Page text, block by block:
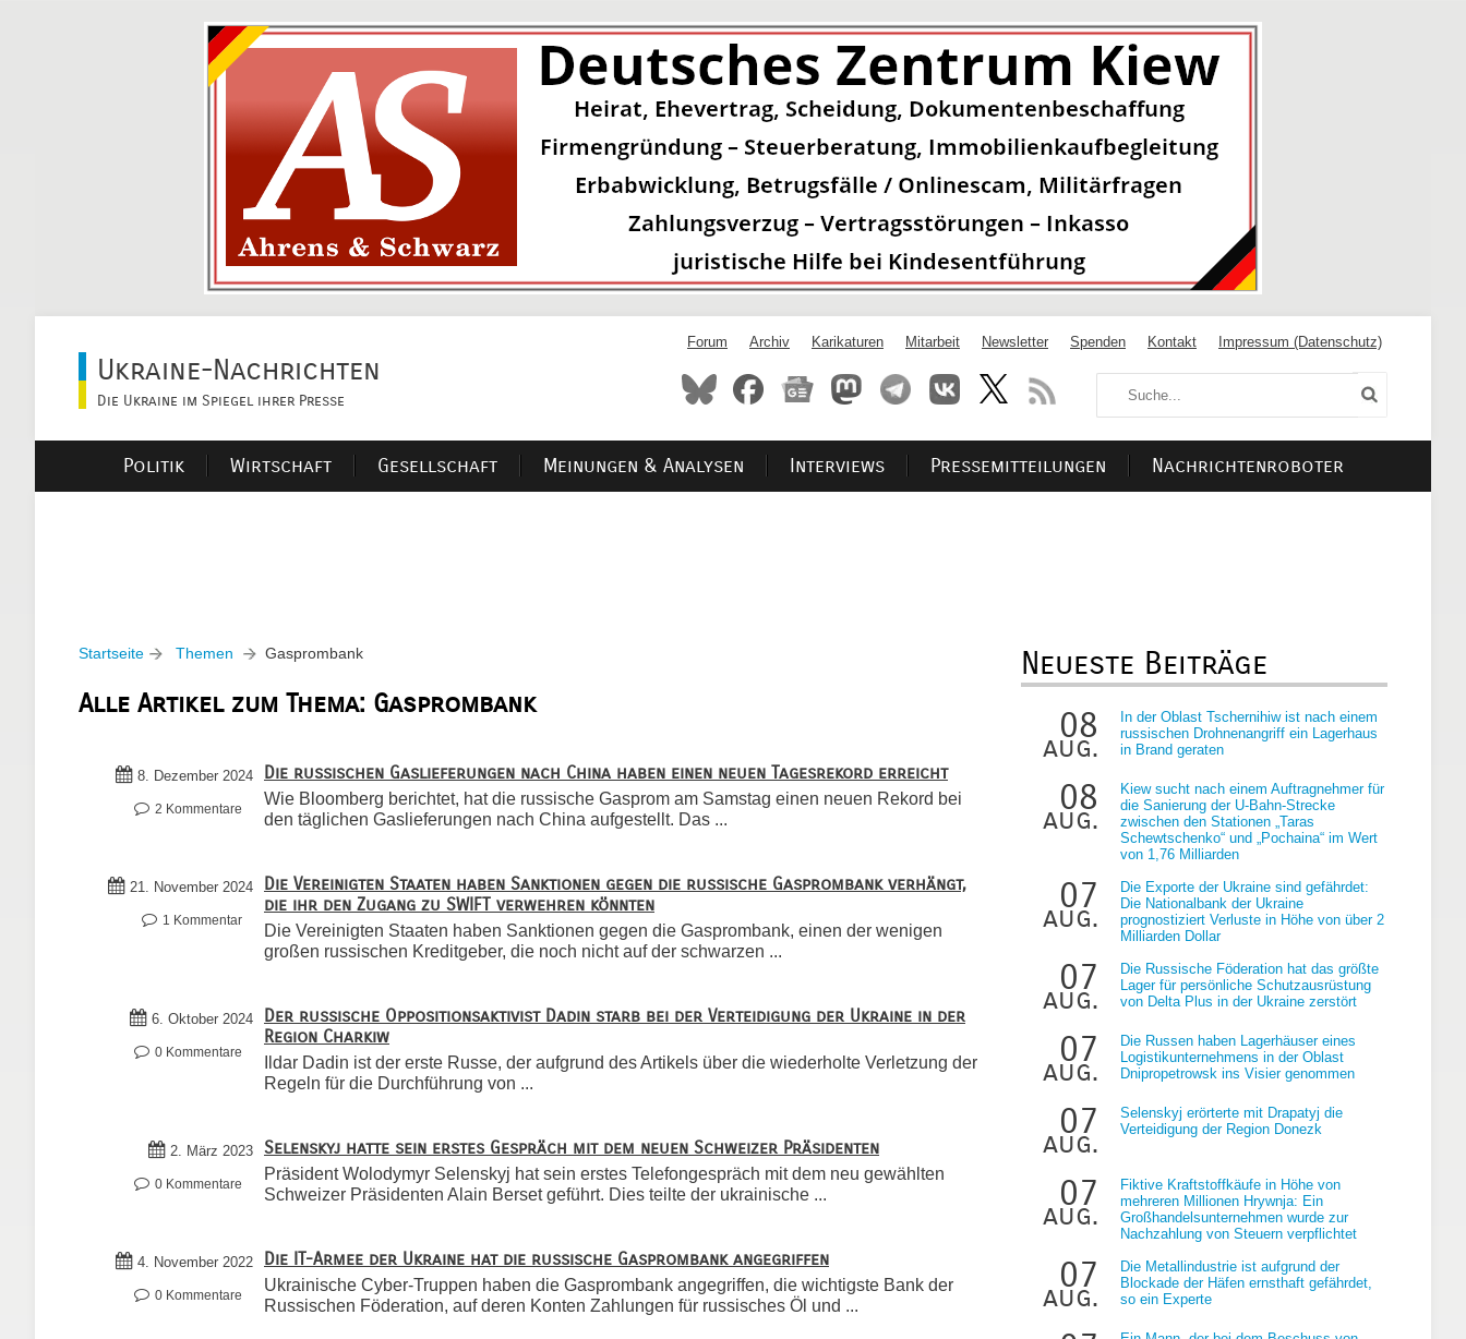
Ukraine-Nachrichten
Die Ukraine im Spiegel ihrer Presse
Forum Archiv Karikaturen Mitarbeit Newsletter Spenden Kontakt Impressum (Datenschutz)
Politik Wirtschaft Gesellschaft Meinungen & Analysen Interviews Pressemitteilungen Nachrichtenroboter
Startseite Themen Gasprombank
Alle Artikel zum Thema: Gasprombank
8. Dezember 2024
2 Kommentare
Die russischen Gaslieferungen nach China haben einen neuen Tagesrekord erreicht
Wie Bloomberg berichtet, hat die russische Gasprom am Samstag einen neuen Rekord bei
den täglichen Gaslieferungen nach China aufgestellt. Das ...
21. November 2024
1 Kommentar
Die Vereinigten Staaten haben Sanktionen gegen die russische Gasprombank verhängt,
die ihr den Zugang zu SWIFT verwehren könnten
Die Vereinigten Staaten haben Sanktionen gegen die Gasprombank, einen der wenigen
großen russischen Kreditgeber, die noch nicht auf der schwarzen ...
6. Oktober 2024
0 Kommentare
Der russische Oppositionsaktivist Dadin starb bei der Verteidigung der Ukraine in der
Region Charkiw
Ildar Dadin ist der erste Russe, der aufgrund des Artikels über die wiederholte Verletzung der
Regeln für die Durchführung von ...
2. März 2023
0 Kommentare
Selenskyj hatte sein erstes Gespräch mit dem neuen Schweizer Präsidenten
Präsident Wolodymyr Selenskyj hat sein erstes Telefongespräch mit dem neu gewählten
Schweizer Präsidenten Alain Berset geführt. Dies teilte der ukrainische ...
4. November 2022
0 Kommentare
Die IT-Armee der Ukraine hat die russische Gasprombank angegriffen
Ukrainische Cyber-Truppen haben die Gasprombank angegriffen, die wichtigste Bank der
Russischen Föderation, auf deren Konten Zahlungen für russisches Öl und ...
Neueste Beiträge
08
aug.
In der Oblast Tschernihiw ist nach einem
russischen Drohnenangriff ein Lagerhaus
in Brand geraten
08
aug.
Kiew sucht nach einem Auftragnehmer für
die Sanierung der U-Bahn-Strecke
zwischen den Stationen „Taras
Schewtschenko“ und „Pochaina“ im Wert
von 1,76 Milliarden
07
aug.
Die Exporte der Ukraine sind gefährdet:
Die Nationalbank der Ukraine
prognostiziert Verluste in Höhe von über 2
Milliarden Dollar
07
aug.
Die Russische Föderation hat das größte
Lager für persönliche Schutzausrüstung
von Delta Plus in der Ukraine zerstört
07
aug.
Die Russen haben Lagerhäuser eines
Logistikunternehmens in der Oblast
Dnipropetrowsk ins Visier genommen
07
aug.
Selenskyj erörterte mit Drapatyj die
Verteidigung der Region Donezk
07
aug.
Fiktive Kraftstoffkäufe in Höhe von
mehreren Millionen Hrywnja: Ein
Großhandelsunternehmen wurde zur
Nachzahlung von Steuern verpflichtet
07
aug.
Die Metallindustrie ist aufgrund der
Blockade der Häfen ernsthaft gefährdet,
so ein Experte